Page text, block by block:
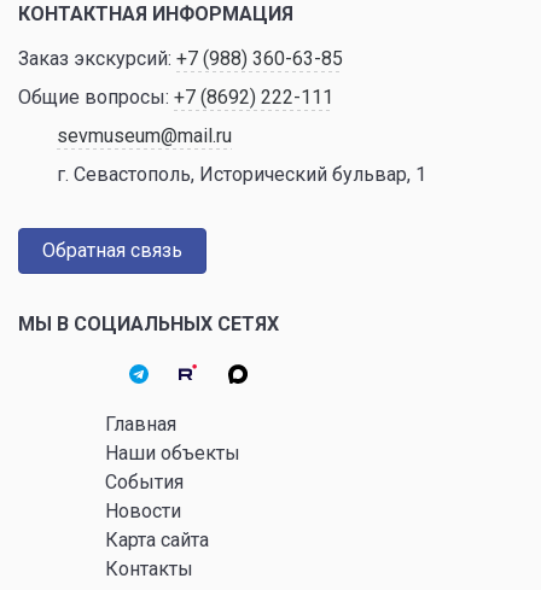
КОНТАКТНАЯ ИНФОРМАЦИЯ
Заказ экскурсий: +7 (988) 360-63-85
Общие вопросы: +7 (8692) 222-111
sevmuseum@mail.ru
г. Севастополь, Исторический бульвар, 1
Обратная связь
МЫ В СОЦИАЛЬНЫХ СЕТЯХ
Главная
Наши объекты
События
Новости
Карта сайта
Контакты